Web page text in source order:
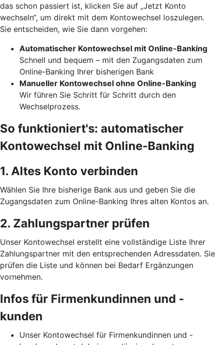
das schon passiert ist, klicken Sie auf „Jetzt Konto
wechseln“, um direkt mit dem Kontowechsel loszulegen.
Sie entscheiden, wie Sie dann vorgehen:
Automatischer Kontowechsel mit Online-Banking
Schnell und bequem – mit den Zugangsdaten zum
Online-Banking Ihrer bisherigen Bank
Manueller Kontowechsel ohne Online-Banking
Wir führen Sie Schritt für Schritt durch den
Wechselprozess.
So funktioniert's: automatischer
Kontowechsel mit Online-Banking
1. Altes Konto verbinden
Wählen Sie Ihre bisherige Bank aus und geben Sie die
Zugangsdaten zum Online-Banking Ihres alten Kontos an.
2. Zahlungspartner prüfen
Unser Kontowechsel erstellt eine vollständige Liste Ihrer
Zahlungspartner mit den entsprechenden Adressdaten. Sie
prüfen die Liste und können bei Bedarf Ergänzungen
vornehmen.
Infos für Firmenkundinnen und -
kunden
Unser Kontowechsel für Firmenkundinnen und -